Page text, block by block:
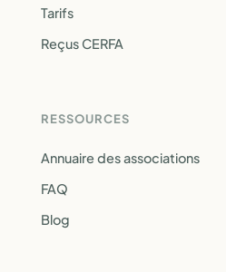
Tarifs
Reçus CERFA
RESSOURCES
Annuaire des associations
FAQ
Blog